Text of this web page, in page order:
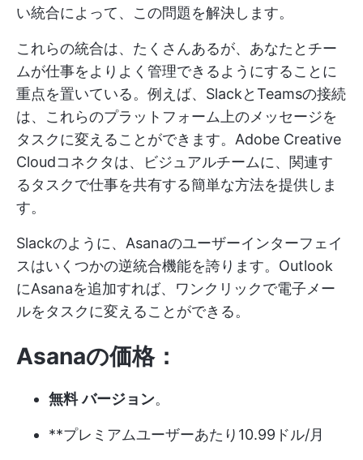
い統合によって、この問題を解決します。
これらの統合は、たくさんあるが、あなたとチー
ムが仕事をよりよく管理できるようにすることに
重点を置いている。例えば、SlackとTeamsの接続
は、これらのプラットフォーム上のメッセージを
タスクに変えることができます。Adobe Creative
Cloudコネクタは、ビジュアルチームに、関連す
るタスクで仕事を共有する簡単な方法を提供しま
す。
Slackのように、Asanaのユーザーインターフェイ
スはいくつかの逆統合機能を誇ります。Outlook
にAsanaを追加すれば、ワンクリックで電子メー
ルをタスクに変えることができる。
Asanaの価格：
無料 バージョン。
**プレミアムユーザーあたり10.99ドル/月